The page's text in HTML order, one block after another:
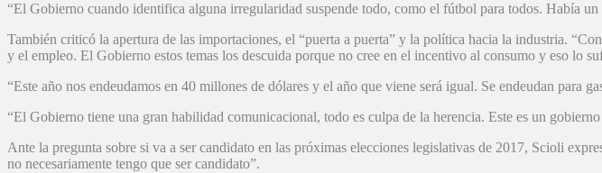
“El Gobierno cuando identifica alguna irregularidad suspende todo, como el fútbol para todos. Había
También criticó la apertura de las importaciones, el “puerta a puerta” y la política hacia la industria.
y el empleo. El Gobierno estos temas los descuida porque no cree en el incentivo al consumo y eso lo
“Este año nos endeudamos en 40 millones de dólares y el año que viene será igual. Se endeudan para
“El Gobierno tiene una gran habilidad comunicacional, todo es culpa de la herencia. Este es un
Ante la pregunta sobre si va a ser candidato en las próximas elecciones legislativas de 2017, Scioli
no necesariamente tengo que ser candidato”.